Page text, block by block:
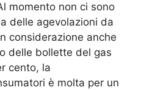
momento non ci sono
delle agevolazioni da
considerazione anche
delle bollette del gas
cento, la
è molta per un